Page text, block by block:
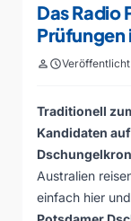
Das Radio
Prüfungen
personschedule
Traditionell
Kandidaten
Australien
einfach hier